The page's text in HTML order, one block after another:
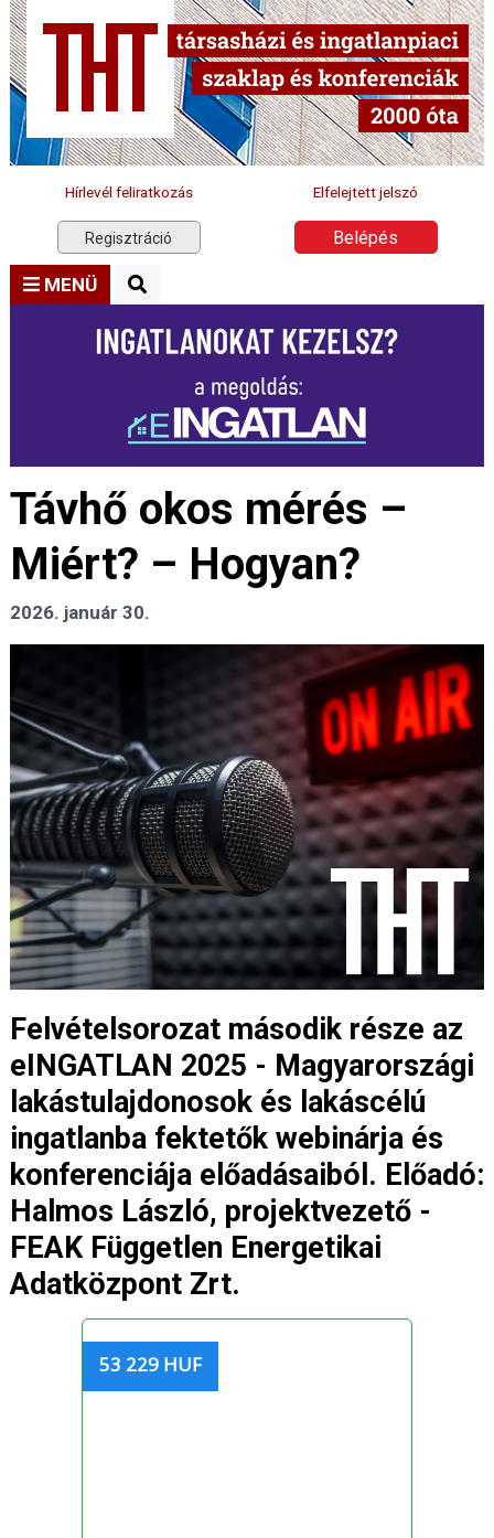
Hírlevél feliratkozás Elfelejtett jelszó
Regisztráció Belépés
MENÜ
Távhő okos mérés –
Miért? – Hogyan?
2026. január 30.
Felvételsorozat második része az
eINGATLAN 2025 - Magyarországi
lakástulajdonosok és lakáscélú
ingatlanba fektetők webinárja és
konferenciája előadásaiból. Előadó:
Halmos László, projektvezető -
FEAK Független Energetikai
Adatközpont Zrt.
53 229 HUF